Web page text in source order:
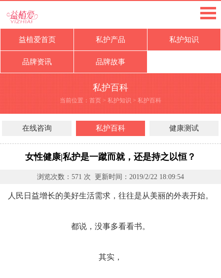
益植爱首页 私护产品 私护知识
品牌资讯 品牌故事
私护百科
当前位置： 首页 > 私护知识 > 私护百科
在线咨询 私护百科 健康测试
女性健康|私护是一蹴而就，还是持之以恒？
浏览次数： 571 次 更新时间： 2019/2/22 18:09:54
人民日益增长的美好生活需求，往往是从美丽的外表开始。
都说，没事多看看书。
其实，